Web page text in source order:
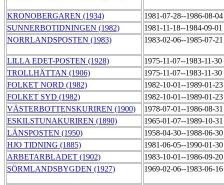
KRONOBERGAREN (1934)
1981-07-28--1986-08-
SUNNERBOTIDNINGEN (1982)
1981-11-18--1984-09-01
NORRLANDSPOSTEN (1983)
1983-02-06--1985-07-
LILLA EDET-POSTEN (1928)
1975-11-07--1983-11-30
TROLLHÄTTAN (1906)
1975-11-07--1983-11-30
FOLKET NORD (1982)
1982-10-01--1989-01-
FOLKET SYD (1982)
1982-10-01--1989-01-
VÄSTERBOTTENSKURIREN (1900)
1978-07-01--1986-08-
ESKILSTUNAKURIREN (1890)
1965-01-07--1989-10-
LÄNSPOSTEN (1950)
1958-04-30--1988-06-
HJO TIDNING (1885)
1981-06-05--1990-01-
ARBETARBLADET (1902)
1983-10-01--1986-09-
SÖRMLANDSBYGDEN (1927)
1969-02-06--1983-06-